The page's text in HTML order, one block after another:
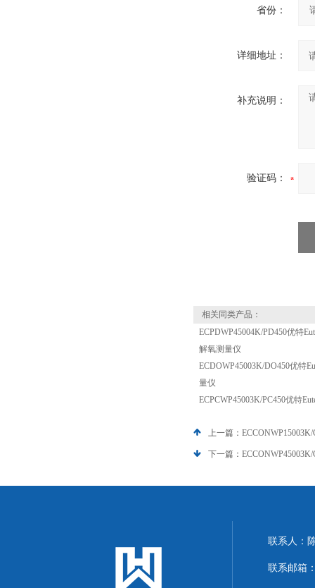
省份：
详细地址：
补充说明：
验证码：
相关同类产品：
ECPDWP45004K/PD450优特
解氧测量仪
ECDOWP45003K/DO450优特
量仪
ECPCWP45003K/PC450优特
上一篇：
下一篇：
联系人：
联系邮箱